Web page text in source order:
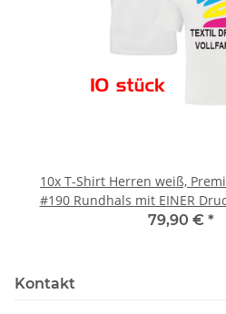
10x T-Shirt Herren weiß,
#190 Rundhals mit EINER
79,90 € *
Kontakt